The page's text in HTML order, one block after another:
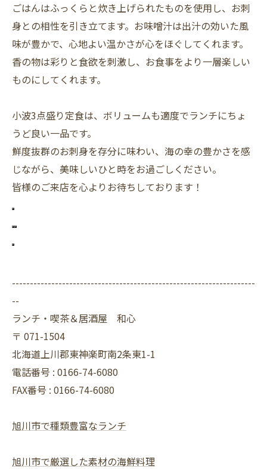
ごはんはふっくらと炊き上げられたものを使用し、お刺
身との相性を引き立てます。お味噌汁は出汁の効いた風
味が豊かで、心地よい温かさが心をほぐしてくれます。
香の物は彩りと食欲を刺激し、お食事をより一層楽しい
ものにしてくれます。
小波3点盛り定食は、ボリュームも適度でランチにちょ
うど良い一品です。
鮮度抜群のお刺身を存分に味わい、海の幸の豊かさを感
じながら、美味しいひと時をお過ごしください。
皆様のご来店を心よりお待ちしております！
--------------------------------------------------------------------
--
ランチ・喫茶＆居酒屋 和心
〒 071-1504
北海道上川郡東神楽町南2条東1-1
電話番号 : 0166-74-6080
FAX番号 : 0166-74-6080
旭川市で種類豊富なランチ
旭川市で厳選した素材の海鮮料理